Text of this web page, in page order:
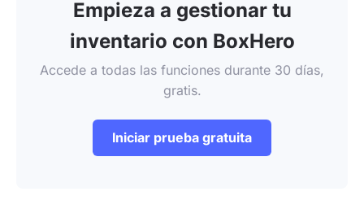
Empieza a gestionar tu
inventario con BoxHero
Accede a todas las funciones durante 30 días,
gratis.
Iniciar prueba gratuita